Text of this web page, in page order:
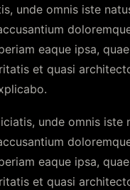
unde omnis iste
eaque ipsa,
et quasi
unde omnis iste
eaque ipsa,
et quasi